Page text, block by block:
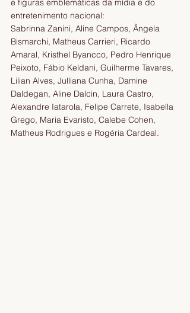
e figuras emblemáticas da mídia e do
entretenimento nacional:
Sabrinna Zanini, Aline Campos, Ângela
Bismarchi, Matheus Carrieri, Ricardo
Amaral, Kristhel Byancco, Pedro Henrique
Peixoto, Fábio Keldani, Guilherme Tavares,
Lilian Alves, Julliana Cunha, Damine
Daldegan, Aline Dalcin, Laura Castro,
Alexandre Iatarola, Felipe Carrete, Isabella
Grego, Maria Evaristo, Calebe Cohen,
Matheus Rodrigues e Rogéria Cardeal.